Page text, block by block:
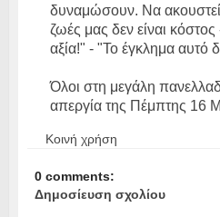
δυναμώσουν. Να
ζωές μας δεν είναι
αξία!" - "Το έγκλημα αυτό
Όλοι στη μεγάλη
απεργία της Πέμπτης 16
Κοινή χρήση
0 comments:
Δημοσίευση σχολίου